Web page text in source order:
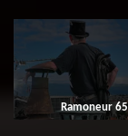
Ramoneur 65